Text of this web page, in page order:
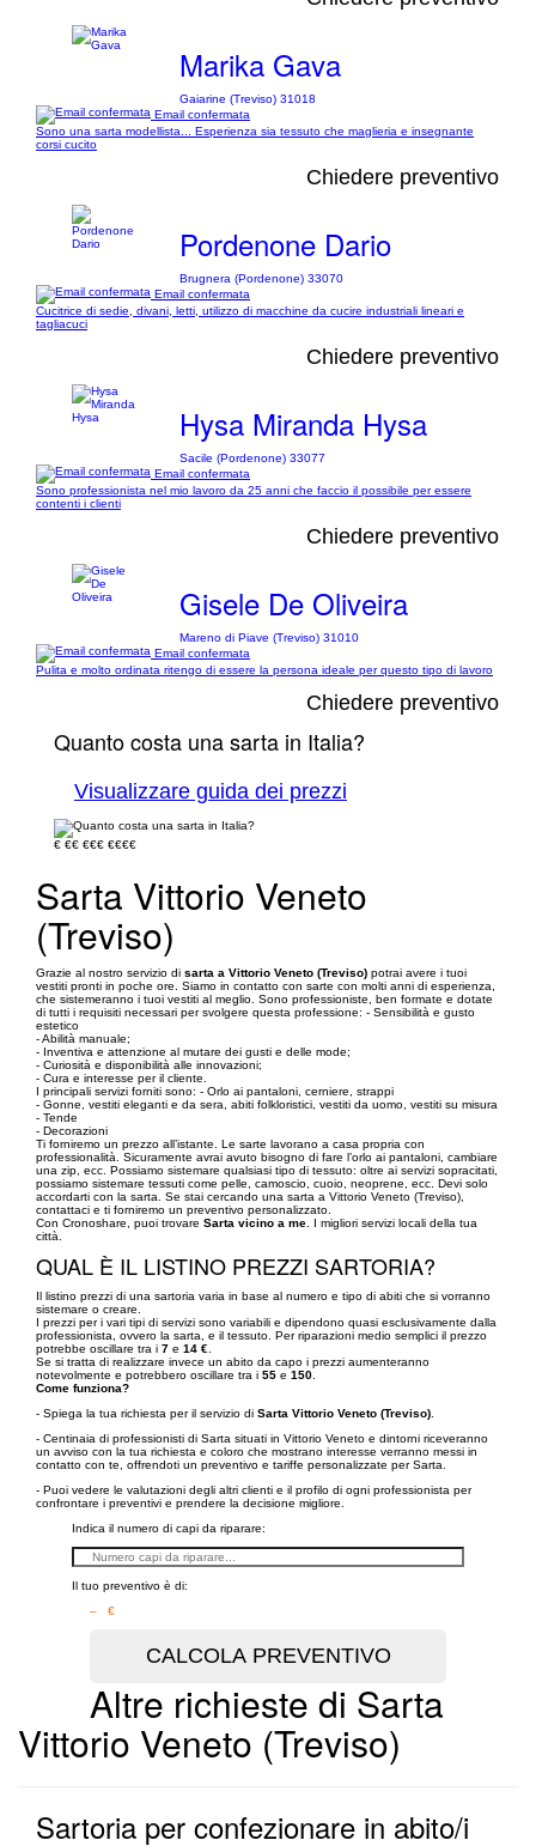
Marika Gava
Gaiarine (Treviso) 31018
Email confermata
Sono una sarta modellista... Esperienza sia tessuto che maglieria e insegnante
corsi cucito
Chiedere preventivo
Pordenone Dario
Brugnera (Pordenone) 33070
Email confermata
Cucitrice di sedie, divani, letti, utilizzo di macchine da cucire industriali lineari e
tagliacuci
Chiedere preventivo
Hysa Miranda Hysa
Sacile (Pordenone) 33077
Email confermata
Sono professionista nel mio lavoro da 25 anni che faccio il possibile per essere
contenti i clienti
Chiedere preventivo
Gisele De Oliveira
Mareno di Piave (Treviso) 31010
Email confermata
Pulita e molto ordinata ritengo di essere la persona ideale per questo tipo di lavoro
Chiedere preventivo
Quanto costa una sarta in Italia?
Visualizzare guida dei prezzi
€ €€ €€€ €€€€
Sarta Vittorio Veneto
(Treviso)
Grazie al nostro servizio di sarta a Vittorio Veneto (Treviso) potrai avere i tuoi
vestiti pronti in poche ore. Siamo in contatto con sarte con molti anni di esperienza,
che sistemeranno i tuoi vestiti al meglio. Sono professioniste, ben formate e dotate
di tutti i requisiti necessari per svolgere questa professione: - Sensibilità e gusto
estetico
- Abilità manuale;
- Inventiva e attenzione al mutare dei gusti e delle mode;
- Curiosità e disponibilità alle innovazioni;
- Cura e interesse per il cliente.
I principali servizi forniti sono: - Orlo ai pantaloni, cerniere, strappi
- Gonne, vestiti eleganti e da sera, abiti folkloristici, vestiti da uomo, vestiti su misura
- Tende
- Decorazioni
Ti forniremo un prezzo all’istante. Le sarte lavorano a casa propria con
professionalità. Sicuramente avrai avuto bisogno di fare l’orlo ai pantaloni, cambiare
una zip, ecc. Possiamo sistemare qualsiasi tipo di tessuto: oltre ai servizi sopracitati,
possiamo sistemare tessuti come pelle, camoscio, cuoio, neoprene, ecc. Devi solo
accordarti con la sarta. Se stai cercando una sarta a Vittorio Veneto (Treviso),
contattaci e ti forniremo un preventivo personalizzato.
Con Cronoshare, puoi trovare Sarta vicino a me . I migliori servizi locali della tua
città.
QUAL È IL LISTINO PREZZI SARTORIA?
Il listino prezzi di una sartoria varia in base al numero e tipo di abiti che si vorranno
sistemare o creare.
I prezzi per i vari tipi di servizi sono variabili e dipendono quasi esclusivamente dalla
professionista, ovvero la sarta, e il tessuto. Per riparazioni medio semplici il prezzo
potrebbe oscillare tra i 7 e 14 €
Se si tratta di realizzare invece un abito da capo i prezzi aumenteranno
notevolmente e potrebbero oscillare tra i 55 e 150
Come funziona?
- Spiega la tua richiesta per il servizio di Sarta Vittorio Veneto (Treviso)
- Centinaia di professionisti di Sarta situati in Vittorio Veneto e dintorni riceveranno
un avviso con la tua richiesta e coloro che mostrano interesse verranno messi in
contatto con te, offrendoti un preventivo e tariffe personalizzate per Sarta.
- Puoi vedere le valutazioni degli altri clienti e il profilo di ogni professionista per
confrontare i preventivi e prendere la decisione migliore.
Indica il numero di capi da riparare:
Il tuo preventivo è di:
– €
Altre richieste di Sarta
Vittorio Veneto (Treviso)
Sartoria per confezionare in abito/i